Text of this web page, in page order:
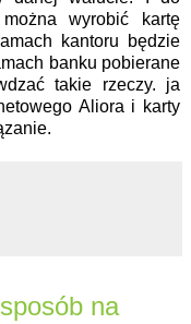
wyrobić kartę
kantoru będzie
banku pobierane
takie rzeczy. ja
Aliora i karty
na